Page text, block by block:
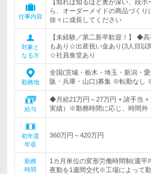
仕事内容
【知れば知るほど奥が深い、段
ら、オーダーメイドの商品づく
徐々に成長してください
対象と
なる方
【未経験／第二新卒歓迎！】 ◆
もあり☆出産祝い金あり(3人目以
☆社員食堂あり
勤務地
全国(茨城・栃木・埼玉・新潟・
阪・兵庫・山口)募集 ※転勤なし
給与
◆月給21万円～27万円 + 諸手当
実績）※勤務時間に応じ、時間外
初年度
年収
360万円～420万円
勤務
時間
1カ月単位の変形労働時間制(週平
夜勤を1週間交代※工場によって